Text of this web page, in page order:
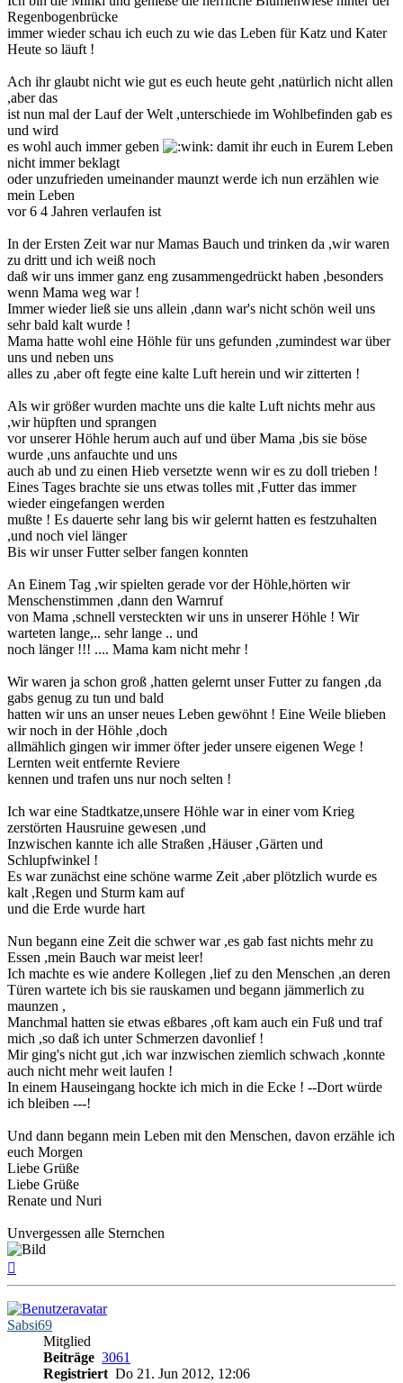
Regenbogenbrücke
immer wieder schau ich euch zu wie das Leben für Katz und Kater
Heute so läuft !
Ach ihr glaubt nicht wie gut es euch heute geht ,natürlich nicht allen
,aber das
ist nun mal der Lauf der Welt ,unterschiede im Wohlbefinden gab es
und wird
es wohl auch immer geben
damit ihr euch in Eurem Leben
nicht immer beklagt
oder unzufrieden umeinander maunzt werde ich nun erzählen wie
mein Leben
vor 6 4 Jahren verlaufen ist
In der Ersten Zeit war nur Mamas Bauch und trinken da ,wir waren
zu dritt und ich weiß noch
daß wir uns immer ganz eng zusammengedrückt haben ,besonders
wenn Mama weg war !
Immer wieder ließ sie uns allein ,dann war's nicht schön weil uns
sehr bald kalt wurde !
Mama hatte wohl eine Höhle für uns gefunden ,zumindest war über
uns und neben uns
alles zu ,aber oft fegte eine kalte Luft herein und wir zitterten !
Als wir größer wurden machte uns die kalte Luft nichts mehr aus
,wir hüpften und sprangen
vor unserer Höhle herum auch auf und über Mama ,bis sie böse
wurde ,uns anfauchte und uns
auch ab und zu einen Hieb versetzte wenn wir es zu doll trieben !
Eines Tages brachte sie uns etwas tolles mit ,Futter das immer
wieder eingefangen werden
mußte ! Es dauerte sehr lang bis wir gelernt hatten es festzuhalten
,und noch viel länger
Bis wir unser Futter selber fangen konnten
An Einem Tag ,wir spielten gerade vor der Höhle,hörten wir
Menschenstimmen ,dann den Warnruf
von Mama ,schnell versteckten wir uns in unserer Höhle ! Wir
warteten lange,.. sehr lange .. und
noch länger !!! .... Mama kam nicht mehr !
Wir waren ja schon groß ,hatten gelernt unser Futter zu fangen ,da
gabs genug zu tun und bald
hatten wir uns an unser neues Leben gewöhnt ! Eine Weile blieben
wir noch in der Höhle ,doch
allmählich gingen wir immer öfter jeder unsere eigenen Wege !
Lernten weit entfernte Reviere
kennen und trafen uns nur noch selten !
Ich war eine Stadtkatze,unsere Höhle war in einer vom Krieg
zerstörten Hausruine gewesen ,und
Inzwischen kannte ich alle Straßen ,Häuser ,Gärten und
Schlupfwinkel !
Es war zunächst eine schöne warme Zeit ,aber plötzlich wurde es
kalt ,Regen und Sturm kam auf
und die Erde wurde hart
Nun begann eine Zeit die schwer war ,es gab fast nichts mehr zu
Essen ,mein Bauch war meist leer!
Ich machte es wie andere Kollegen ,lief zu den Menschen ,an deren
Türen wartete ich bis sie rauskamen und begann jämmerlich zu
maunzen ,
Manchmal hatten sie etwas eßbares ,oft kam auch ein Fuß und traf
mich ,so daß ich unter Schmerzen davonlief !
Mir ging's nicht gut ,ich war inzwischen ziemlich schwach ,konnte
auch nicht mehr weit laufen !
In einem Hauseingang hockte ich mich in die Ecke ! --Dort würde
ich bleiben ---!
Und dann begann mein Leben mit den Menschen, davon erzähle ich
euch Morgen
Liebe Grüße
Liebe Grüße
Renate und Nuri
Unvergessen alle Sternchen
Sabsi69
Mitglied
Beiträge 3061
Registriert Do 21. Jun 2012, 12:06